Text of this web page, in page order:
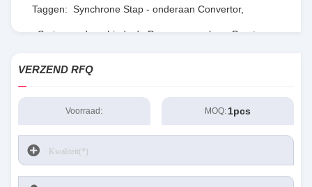
Taggen: Synchrone Stap - onderaan Convertor,
Serie van de gebieds de Programmeerbare Poort,
VERZEND RFQ
Voorraad: MOQ: 1pcs